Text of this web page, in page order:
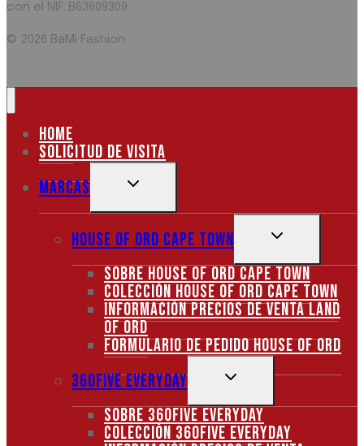
con el NIF: B63609309
© 2026 BaMi Fashion
Home
Solicitud de visita
Marcas
ALTERNAR
MENÚ
HIJO
House of Ord Cape Town
ALTERNAR
MENÚ
HIJO
Sobre House of Ord Cape Town
Colección House of Ord Cape Town
Información precios de venta Land
of Ord
Formulario de pedido House of Ord
360Five Everyday
ALTERNAR
MENÚ
HIJO
Sobre 360Five Everyday
Colección 360Five Everyday